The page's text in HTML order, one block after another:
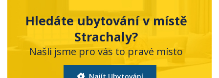
Hledáte ubytování v místě
Strachaly?
Našli jsme pro vás to pravé místo